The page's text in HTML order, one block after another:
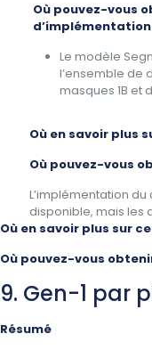
Où pouvez-vous
d’implémentation
Le modèle
l’ensemble de
masques 1B et
Où en savoir plus
Où pouvez-vous
L’implémentation du
disponible, mais les
Où en savoir plus sur
Où pouvez-vous
9. Gen-1 par
Résumé